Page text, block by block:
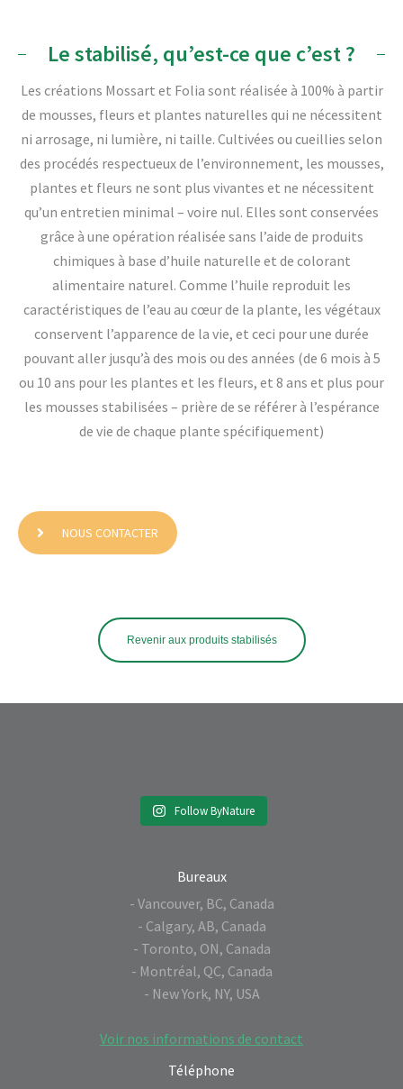
Le stabilisé, qu’est-ce que c’est ?
Les créations Mossart et Folia sont réalisée à 100% à partir
de mousses, fleurs et plantes naturelles qui ne nécessitent
ni arrosage, ni lumière, ni taille. Cultivées ou cueillies selon
des procédés respectueux de l’environnement, les mousses,
plantes et fleurs ne sont plus vivantes et ne nécessitent
qu’un entretien minimal – voire nul. Elles sont conservées
grâce à une opération réalisée sans l’aide de produits
chimiques à base d’huile naturelle et de colorant
alimentaire naturel. Comme l’huile reproduit les
caractéristiques de l’eau au cœur de la plante, les végétaux
conservent l’apparence de la vie, et ceci pour une durée
pouvant aller jusqu’à des mois ou des années (de 6 mois à 5
ou 10 ans pour les plantes et les fleurs, et 8 ans et plus pour
les mousses stabilisées – prière de se référer à l’espérance
de vie de chaque plante spécifiquement)
NOUS CONTACTER
Revenir aux produits stabilisés
Follow ByNature
Bureaux
- Vancouver, BC, Canada
- Calgary, AB, Canada
- Toronto, ON, Canada
- Montréal, QC, Canada
- New York, NY, USA
Voir nos informations de contact
Téléphone